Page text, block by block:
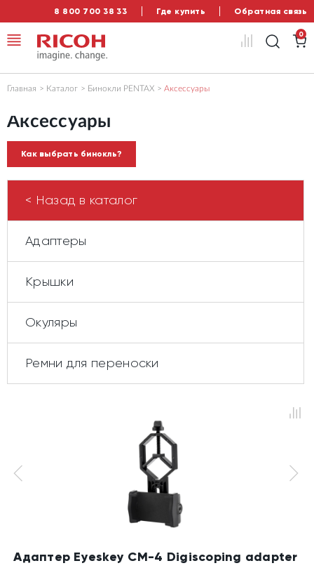
8 800 700 38 33 Где купить Обратная связь
0
Главная Каталог Бинокли PENTAX Аксессуары
Аксессуары
Как выбрать бинокль?
< Назад в каталог
Адаптеры
Крышки
Окуляры
Ремни для переноски
Адаптер Eyeskey CM-4 Digiscoping adapter